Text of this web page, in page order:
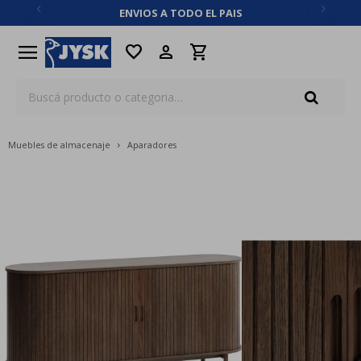
ENVIOS A TODO EL PAIS
menu favorite
Muebles de almacenaje Aparadores
close